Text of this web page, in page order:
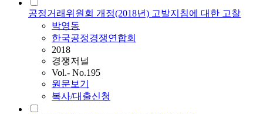
공정거래위원회 개정(2018년) 고발지침에 대한 고찰
박영동
한국공정경쟁연합회
2018
경쟁저널
Vol.- No.195
원문보기
복사/대출신청